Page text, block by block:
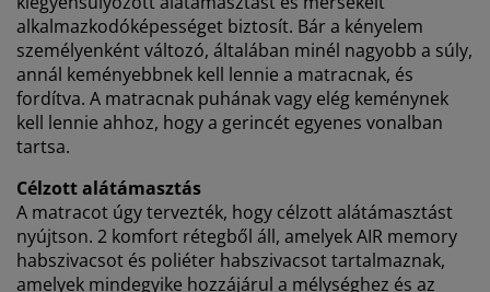
alkalmazkodóképességet biztosít. Bár a kényelem
személyenként változó, általában minél nagyobb a súly,
annál keményebbnek kell lennie a matracnak, és
fordítva. A matracnak puhának vagy elég keménynek
kell lennie ahhoz, hogy a gerincét egyenes vonalban
tartsa.
Célzott alátámasztás
A matracot úgy tervezték, hogy célzott alátámasztást
nyújtson. 2 komfort rétegből áll, amelyek AIR memory
habszivacsot és poliéter habszivacsot tartalmaznak,
amelyek mindegyike hozzájárul a mélységhez és az
Marketing sütik elfogadásakor megosztjuk böngészési
adatait marketingpartnerekkel (pl. Google, Meta és
TikTok) személyre szabott és statikus hirdetések
megjelenítése érdekében. A célokról bővebben a
„Módosítás” részben olvashat, és a hozzájárulását a
süti ikonra kattintva visszavonhatja. Az „Összes
elfogadása” gombra kattintva mindhárom célhoz
hozzájárul. Olvasson többet a
gyűjtéséről és feldolgozásáról
, valamint a
süti
szabályzatunkról .